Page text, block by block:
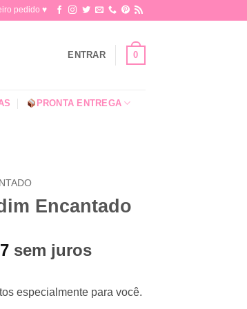
pedido ♥​
ENTRAR 0
PRONTA ENTREGA
Encantado
sem juros
especialmente para você.